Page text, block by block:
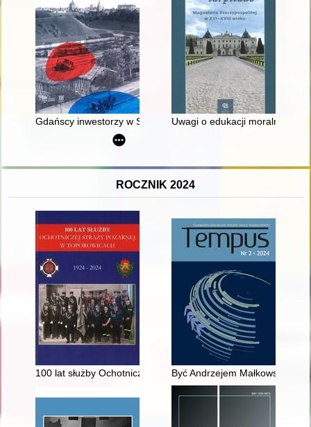
Gdańscy inwestorzy w Sopocie : prestiż finansowy i
Uwagi o edukacji moralnej
ROCZNIK 2024
100 lat służby Ochotniczej Straży Pożarnej w Toporowicach
Być Andrzejem Małkowskim